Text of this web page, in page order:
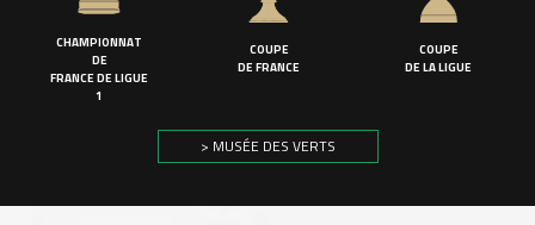
CHAMPIONNAT
DE
FRANCE DE LIGUE
1
COUPE
DE FRANCE
COUPE
DE LA LIGUE
> MUSÉE DES VERTS